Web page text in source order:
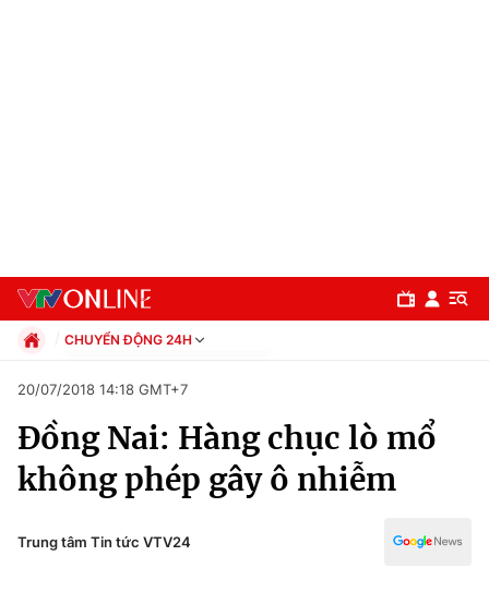
Chuyên mục
Chính trị
Xã hội
CHUYỂN ĐỘNG 24H
Xã hội
Pháp luật
Kinh tế
Thể thao
Văn hóa - Giải trí
20/07/2018 14:18 GMT+7
Đồng Nai: Hàng chục lò mổ
không phép gây ô nhiễm
Trung tâm Tin tức VTV24